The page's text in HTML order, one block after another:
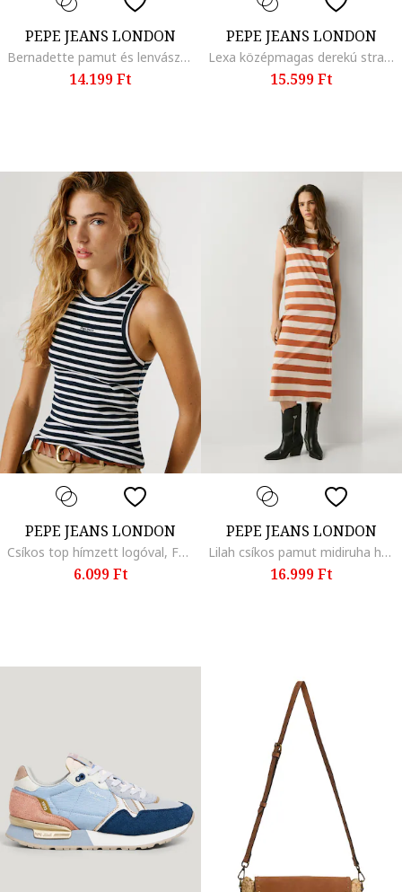
PEPE JEANS LONDON
Bernadette pamut és lenvászon ing, Fehér
14.199 Ft
PEPE JEANS LONDON
Lexa középmagas derekú straight fit farmernadrág, Világoskék
15.599 Ft
PEPE JEANS LONDON
Csíkos top hímzett logóval, Fehér/Tengerészkék
6.099 Ft
PEPE JEANS LONDON
Lilah csíkos pamut midiruha hasítékkal a hátoldalán, Narancssárga/Világosbézs
16.999 Ft